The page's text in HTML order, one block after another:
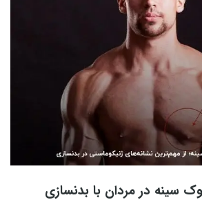
سینه در مردان با بدنسازی